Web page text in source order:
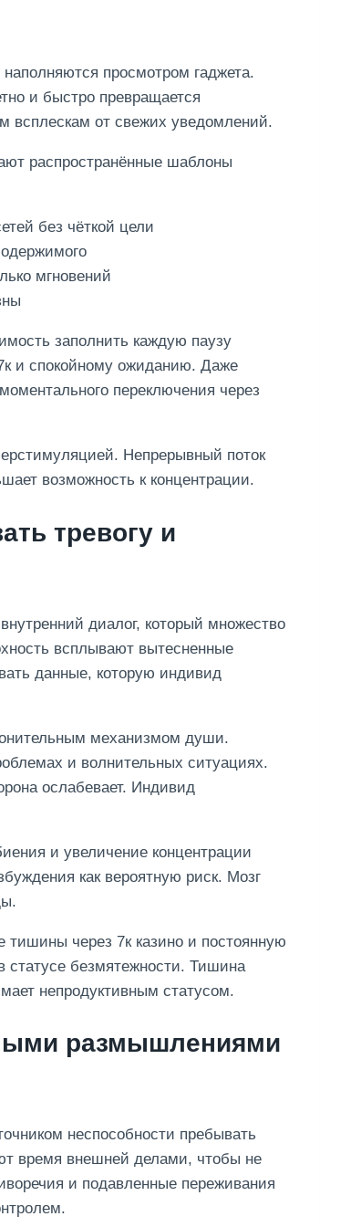
просмотром гаджета.
и быстро превращается
всплескам от свежих уведомлений.
распространённые шаблоны
без чёткой цели
мгновений
заполнить каждую паузу
и спокойному ожиданию. Даже
переключения через
Непрерывный поток
возможность к концентрации.
тревогу и
диалог, который множество
всплывают вытесненные
данные, которую индивид
механизмом души.
и волнительных ситуациях.
ослабевает. Индивид
и увеличение концентрации
как вероятную риск. Мозг
тишины через 7к казино и постоянную
статусе безмятежности. Тишина
непродуктивным статусом.
размышлениями
неспособности пребывать
время внешней делами, чтобы не
и подавленные переживания